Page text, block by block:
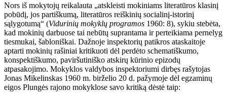
Nors iš mokytojų reikalauta „atskleisti mokiniams literatūros klasinį
pobūdį, jos partiškumą, literatūros reiškinių socialinį-istorinį
sąlygotumą“ (Vidurinių mokyklų programos 1960: 8), sykiu stebėta,
kad mokinių darbuose tai nebūtų suprantama ir perteikiama pernelyg
tiesmukai, šabloniškai. Dažnoje inspektorių patikros ataskaitoje
aptarti mokinių rašiniai kritikuoti dėl perdėto schematiškumo,
konspektiškumo, paviršutiniško atskirų kūrinio epizodų
atpasakojimo. Mokyklos valdybos inspektoriumi dirbęs rašytojas
Jonas Mikelinskas 1960 m. birželio 20 d. pažymoje dėl egzaminų
eigos Plungės rajono mokyklose savo kritiką dėstė taip: